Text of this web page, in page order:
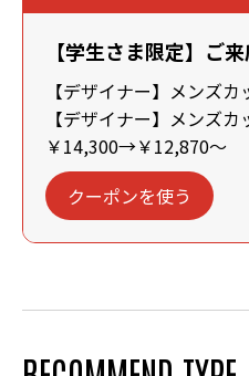
【学生さま限定】ご
【デザイナー】メンズ
【デザイナー】メンズ
￥14,300→￥12,870～
クーポンを使う